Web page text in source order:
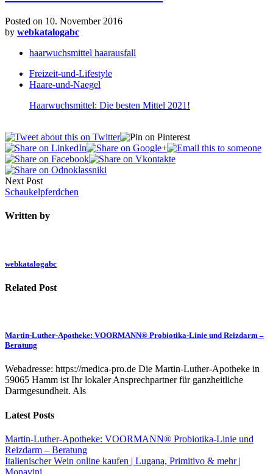
Posted on 10. November 2016
by webkatalogabc
haarwuchsmittel haarausfall
Freizeit-und-Lifestyle
Haare-und-Naegel
Haarwuchsmittel: Die besten Mittel 2021!
Next Post
Schaukelpferdchen
Written by
webkatalogabc
Related Post
Martin-Luther-Apotheke: VOORMANN® Probiotika-Linie und Reizdarm –
Beratung
Webadresse: https://medica-pro.de Die Martin-Luther-Apotheke in
59065 Hamm ist Ihr lokaler Ansprechpartner für ganzheitliche
Darmgesundheit. Als
Latest Posts
Martin-Luther-Apotheke: VOORMANN® Probiotika-Linie und
Reizdarm – Beratung
Italienischer Wein online kaufen | Lugana, Primitivo & mehr |
Monavini